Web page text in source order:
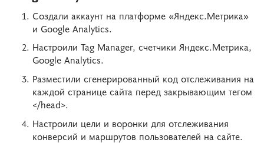
Создали аккаунт на платформе «Яндекс.Метрика»
и Google Analytics.
Настроили Tag Manager, счетчики Яндекс.Метрика,
Google Analytics.
Разместили сгенерированный код отслеживания на
каждой странице сайта перед закрывающим тегом
</head>.
Настроили цели и воронки для отслеживания
конверсий и маршрутов пользователей на сайте.